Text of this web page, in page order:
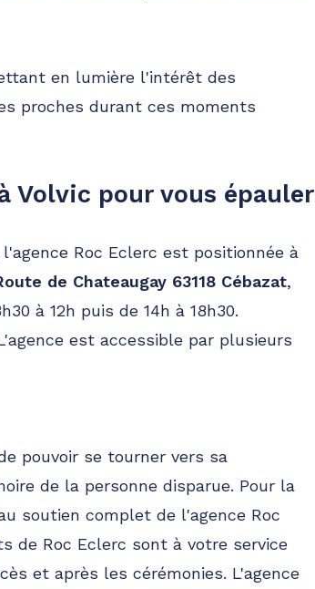
en lumière l'intérêt des
proches durant ces moments
Volvic pour vous épauler
Roc Eclerc est positionnée à
de Chateaugay 63118 Cébazat,
à 12h puis de 14h à 18h30.
est accessible par plusieurs
pouvoir se tourner vers sa
de la personne disparue. Pour la
soutien complet de l'agence Roc
de Roc Eclerc sont à votre service
et après les cérémonies. L'agence